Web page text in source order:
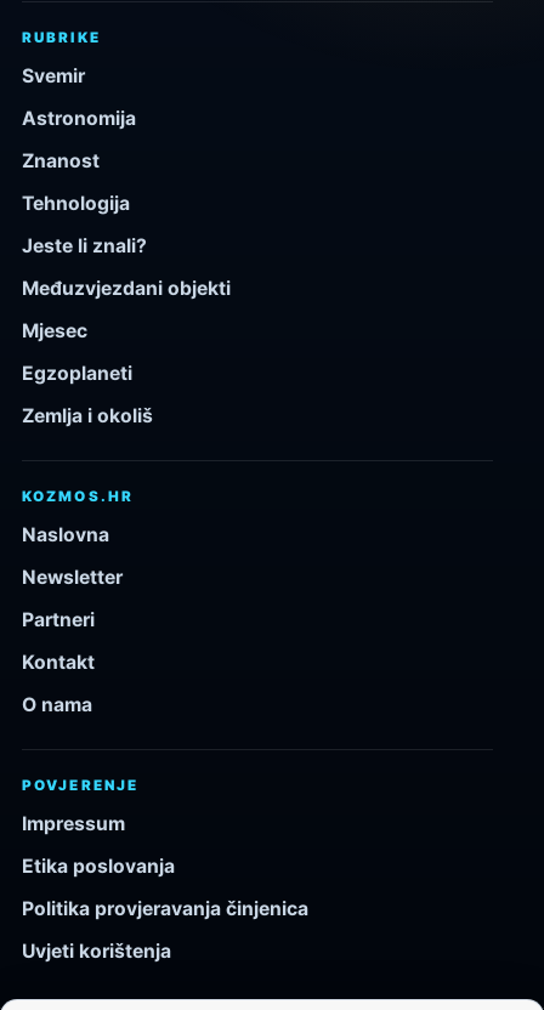
RUBRIKE
Svemir
Astronomija
Znanost
Tehnologija
Jeste li znali?
Međuzvjezdani objekti
Mjesec
Egzoplaneti
Zemlja i okoliš
KOZMOS.HR
Naslovna
Newsletter
Partneri
Kontakt
O nama
POVJERENJE
Impressum
Etika poslovanja
Politika provjeravanja činjenica
Uvjeti korištenja